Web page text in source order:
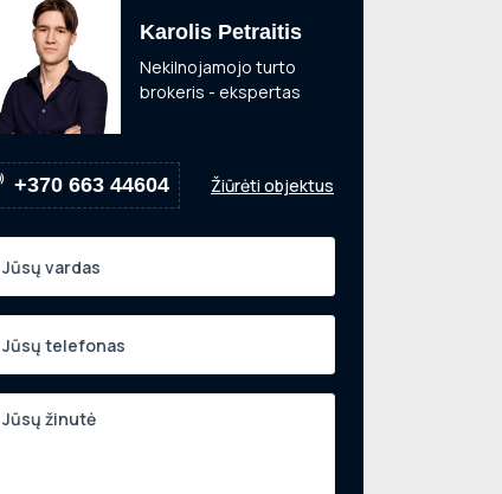
Karolis Petraitis
Nekilnojamojo turto
brokeris - ekspertas
+370 663 44604 Žiūrėti objektus